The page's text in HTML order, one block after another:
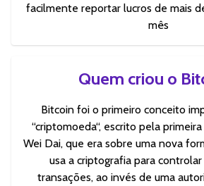
facilmente reportar lucros de mais
mês
Quem criou o
Bitcoin foi o primeiro conceito
“criptomoeda“, escrito pela
Wei Dai, que era sobre uma nova
usa a criptografia para controlar
transações, ao invés de uma